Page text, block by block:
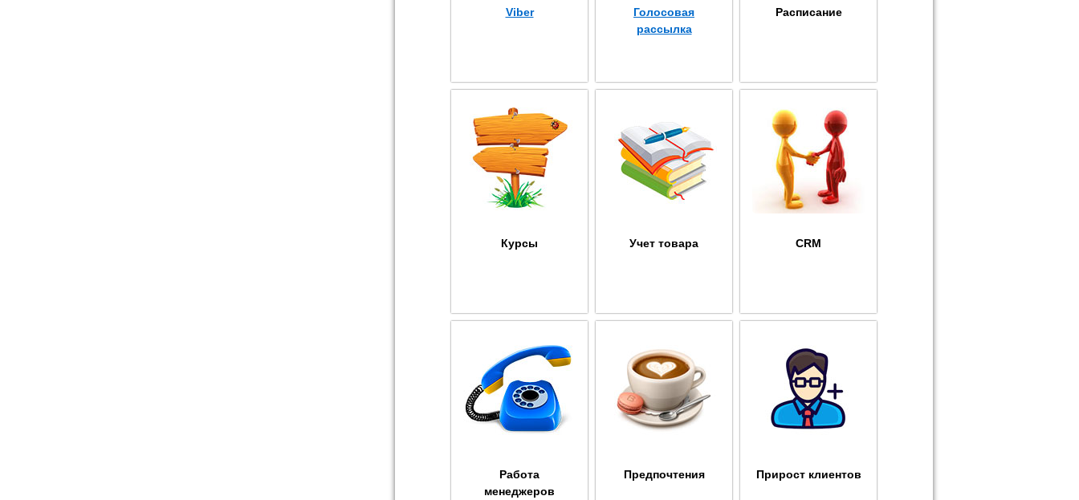
Viber
Голосовая
рассылка
Расписание
Курсы Учет товара CRM
Работа
менеджеров
Предпочтения Прирост клиентов